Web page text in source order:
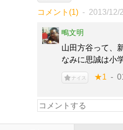
コメント(1) 2013/12/
鴫文明
山田方谷って、
なみに思誠は小
ナイス ★1